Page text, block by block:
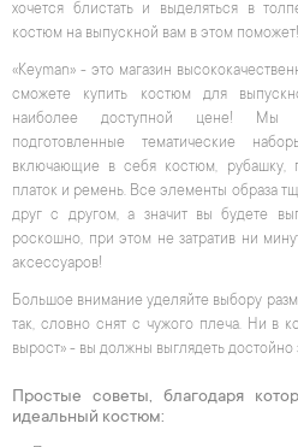
хочется блистать и выделяться в
костюм на выпускной вам в этом поможет!
«Keyman» - это магазин
сможете купить костюм для
наиболее доступной цене! Мы
подготовленные тематические
включающие в себя костюм, рубашку,
платок и ремень. Все элементы образа
друг с другом, а значит вы будете
роскошно, при этом не затратив ни
аксессуаров!
Большое внимание уделяйте выбору
так, словно снят с чужого плеча. Ни в
вырост» - вы должны выглядеть достойно
Простые советы, благодаря
идеальный костюм: